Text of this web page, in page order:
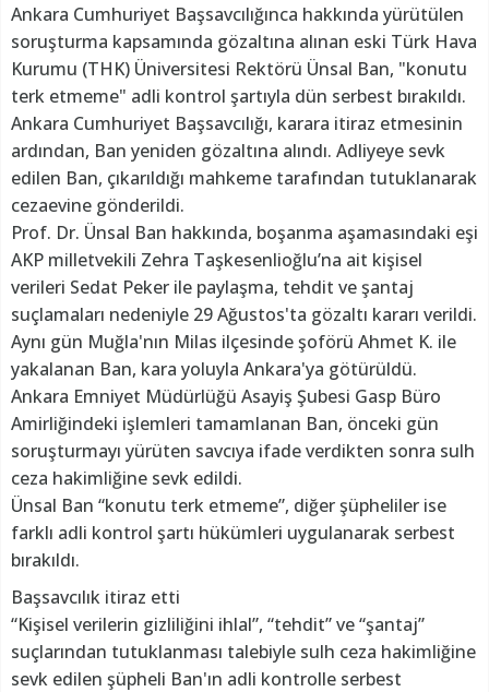
Ankara Cumhuriyet Başsavcılığınca hakkında yürütülen
soruşturma kapsamında gözaltına alınan eski Türk Hava
Kurumu (THK) Üniversitesi Rektörü Ünsal Ban, "konutu
terk etmeme" adli kontrol şartıyla dün serbest bırakıldı.
Ankara Cumhuriyet Başsavcılığı, karara itiraz etmesinin
ardından, Ban yeniden gözaltına alındı. Adliyeye sevk
edilen Ban, çıkarıldığı mahkeme tarafından tutuklanarak
cezaevine gönderildi.
Prof. Dr. Ünsal Ban hakkında, boşanma aşamasındaki eşi
AKP milletvekili Zehra Taşkesenlioğlu’na ait kişisel
verileri Sedat Peker ile paylaşma, tehdit ve şantaj
suçlamaları nedeniyle 29 Ağustos'ta gözaltı kararı verildi.
Aynı gün Muğla'nın Milas ilçesinde şoförü Ahmet K. ile
yakalanan Ban, kara yoluyla Ankara'ya götürüldü.
Ankara Emniyet Müdürlüğü Asayiş Şubesi Gasp Büro
Amirliğindeki işlemleri tamamlanan Ban, önceki gün
soruşturmayı yürüten savcıya ifade verdikten sonra sulh
ceza hakimliğine sevk edildi.
Ünsal Ban “konutu terk etmeme”, diğer şüpheliler ise
farklı adli kontrol şartı hükümleri uygulanarak serbest
bırakıldı.
Başsavcılık itiraz etti
“Kişisel verilerin gizliliğini ihlal”, “tehdit” ve “şantaj”
suçlarından tutuklanması talebiyle sulh ceza hakimliğine
sevk edilen şüpheli Ban'ın adli kontrolle serbest